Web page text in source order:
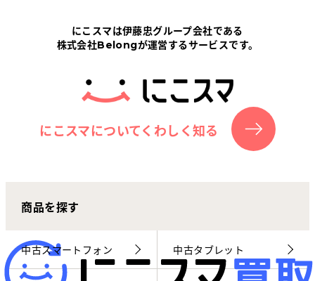
にこスマについて
サポートセンター
お客さまの声
にこスマ通信
マイページ
にこスマは伊藤忠グループ会社である
株式会社Belongが運営するサービスです。
にこスマについてくわしく知る
商品を探す
中古スマートフォン 中古タブレット